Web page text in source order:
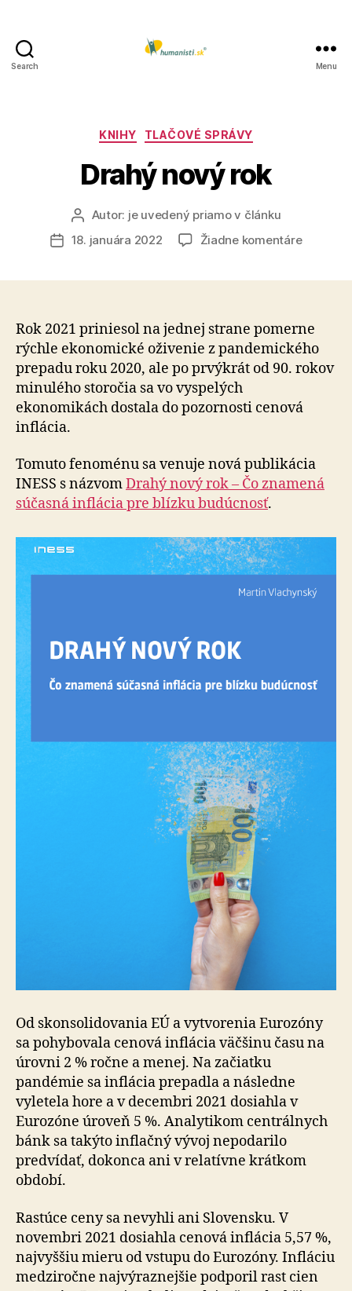
Search Menu
Kategórie
KNIHY TLAČOVÉ SPRÁVY
Drahý nový rok
Autor
článku
Autor: je uvedený priamo v článku
Dátum
18. januára 2022 Žiadne komentárena
Rok 2021 priniesol na jednej strane pomerne
rýchle ekonomické oživenie z pandemického
prepadu roku 2020, ale po prvýkrát od 90. rokov
minulého storočia sa vo vyspelých
ekonomikách dostala do pozornosti cenová
inflácia.
Tomuto fenoménu sa venuje nová publikácia
INESS s názvomDrahý nový rok – Čo znamená
súčasná inflácia pre blízku budúcnosť.
Od skonsolidovania EÚ a vytvorenia Eurozóny
sa pohybovala cenová inflácia väčšinu času na
úrovni 2 % ročne a menej. Na začiatku
pandémie sa inflácia prepadla a následne
vyletela hore a v decembri 2021 dosiahla v
Eurozóne úroveň 5 %. Analytikom centrálnych
bánk sa takýto inflačný vývoj nepodarilo
predvídať, dokonca ani v relatívne krátkom
období.
Rastúce ceny sa nevyhli ani Slovensku. V
novembri 2021 dosiahla cenová inflácia 5,57 %,
najvyššiu mieru od vstupu do Eurozóny. Infláciu
medziročne najvýraznejšie podporil rast cien